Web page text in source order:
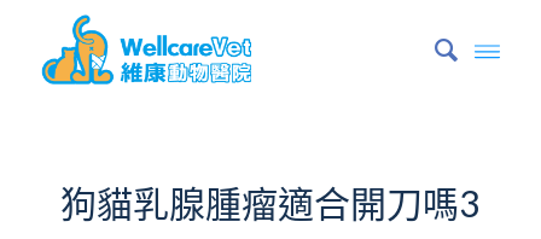
狗貓乳腺腫瘤適合開刀嗎3